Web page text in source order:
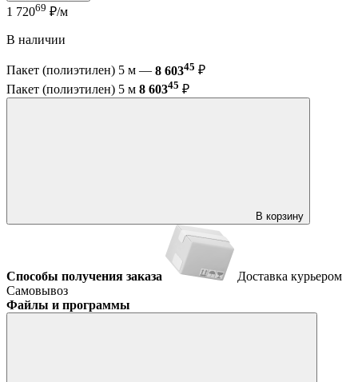
1 72069 ₽/м
В наличии
Пакет (полиэтилен) 5 м — 8 60345 ₽
Пакет (полиэтилен) 5 м 8 60345 ₽
В корзину
Способы получения заказа
Доставка курьером
Самовывоз
Файлы и программы